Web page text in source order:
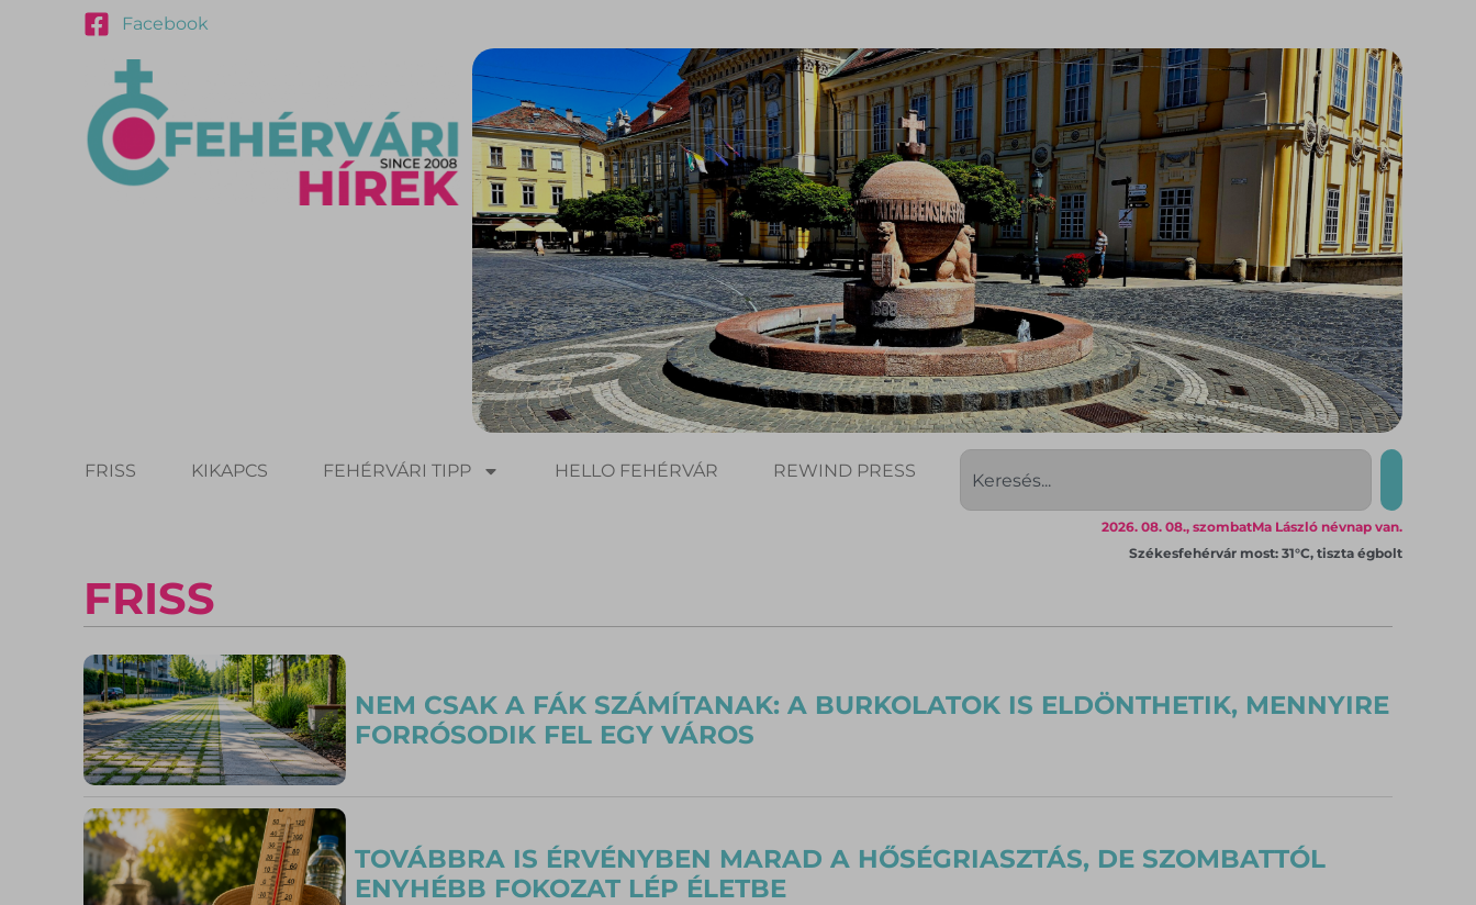
Facebook
FRISS KIKAPCS FEHÉRVÁRI TIPP HELLO FEHÉRVÁR REWIND PRESS
Ma László névnap van.
2026. 08. 08., szombat
Székesfehérvár most: 31°C, tiszta égbolt
FRISS
NEM CSAK A FÁK SZÁMÍTANAK: A BURKOLATOK IS ELDÖNTHETIK, MENNYIRE
FORRÓSODIK FEL EGY VÁROS
TOVÁBBRA IS ÉRVÉNYBEN MARAD A HŐSÉGRIASZTÁS, DE SZOMBATTÓL
ENYHÉBB FOKOZAT LÉP ÉLETBE